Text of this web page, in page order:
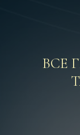
ВСЕ